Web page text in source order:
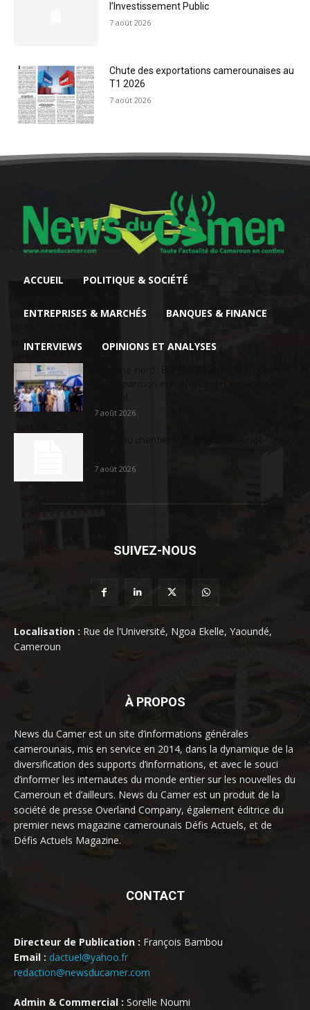
l’Investissement Public
7 août 2026
Chute des exportations camerounaises au
T1 2026
7 août 2026
ACCUEIL POLITIQUE & SOCIÉTÉ
ENTREPRISES & MARCHÉS BANQUES & FINANCE
INTERVIEWS OPINIONS ET ANALYSES
7 août 2026
7 août 2026
SUIVEZ-NOUS
Localisation : Rue de l'Université, Ngoa Ekelle, Yaoundé,
Cameroun
À PROPOS
News du Camer est un site d’informations générales
camerounais, mis en service en 2014, dans la dynamique de la
diversification des supports d’informations, et avec le souci
d’informer les internautes du monde entier sur les nouvelles du
Cameroun et d’ailleurs. News du Camer est un produit de la
société de presse Overland Company, également éditrice du
premier news magazine camerounais Défis Actuels, et de
Défis Actuels Magazine.
CONTACT
Directeur de Publication : François Bambou
Email : dactuel@yahoo.fr
redaction@newsducamer.com
Admin & Commercial : Sorelle Noumi